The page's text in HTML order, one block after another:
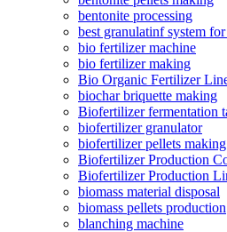
bentonite processing
best granulatinf system
bio fertilizer machine
bio fertilizer making
Bio Organic Fertilizer
biochar briquette making
Biofertilizer fermentation
biofertilizer granulator
biofertilizer pellets making
Biofertilizer Production
Biofertilizer Production
biomass material disposal
biomass pellets production
blanching machine